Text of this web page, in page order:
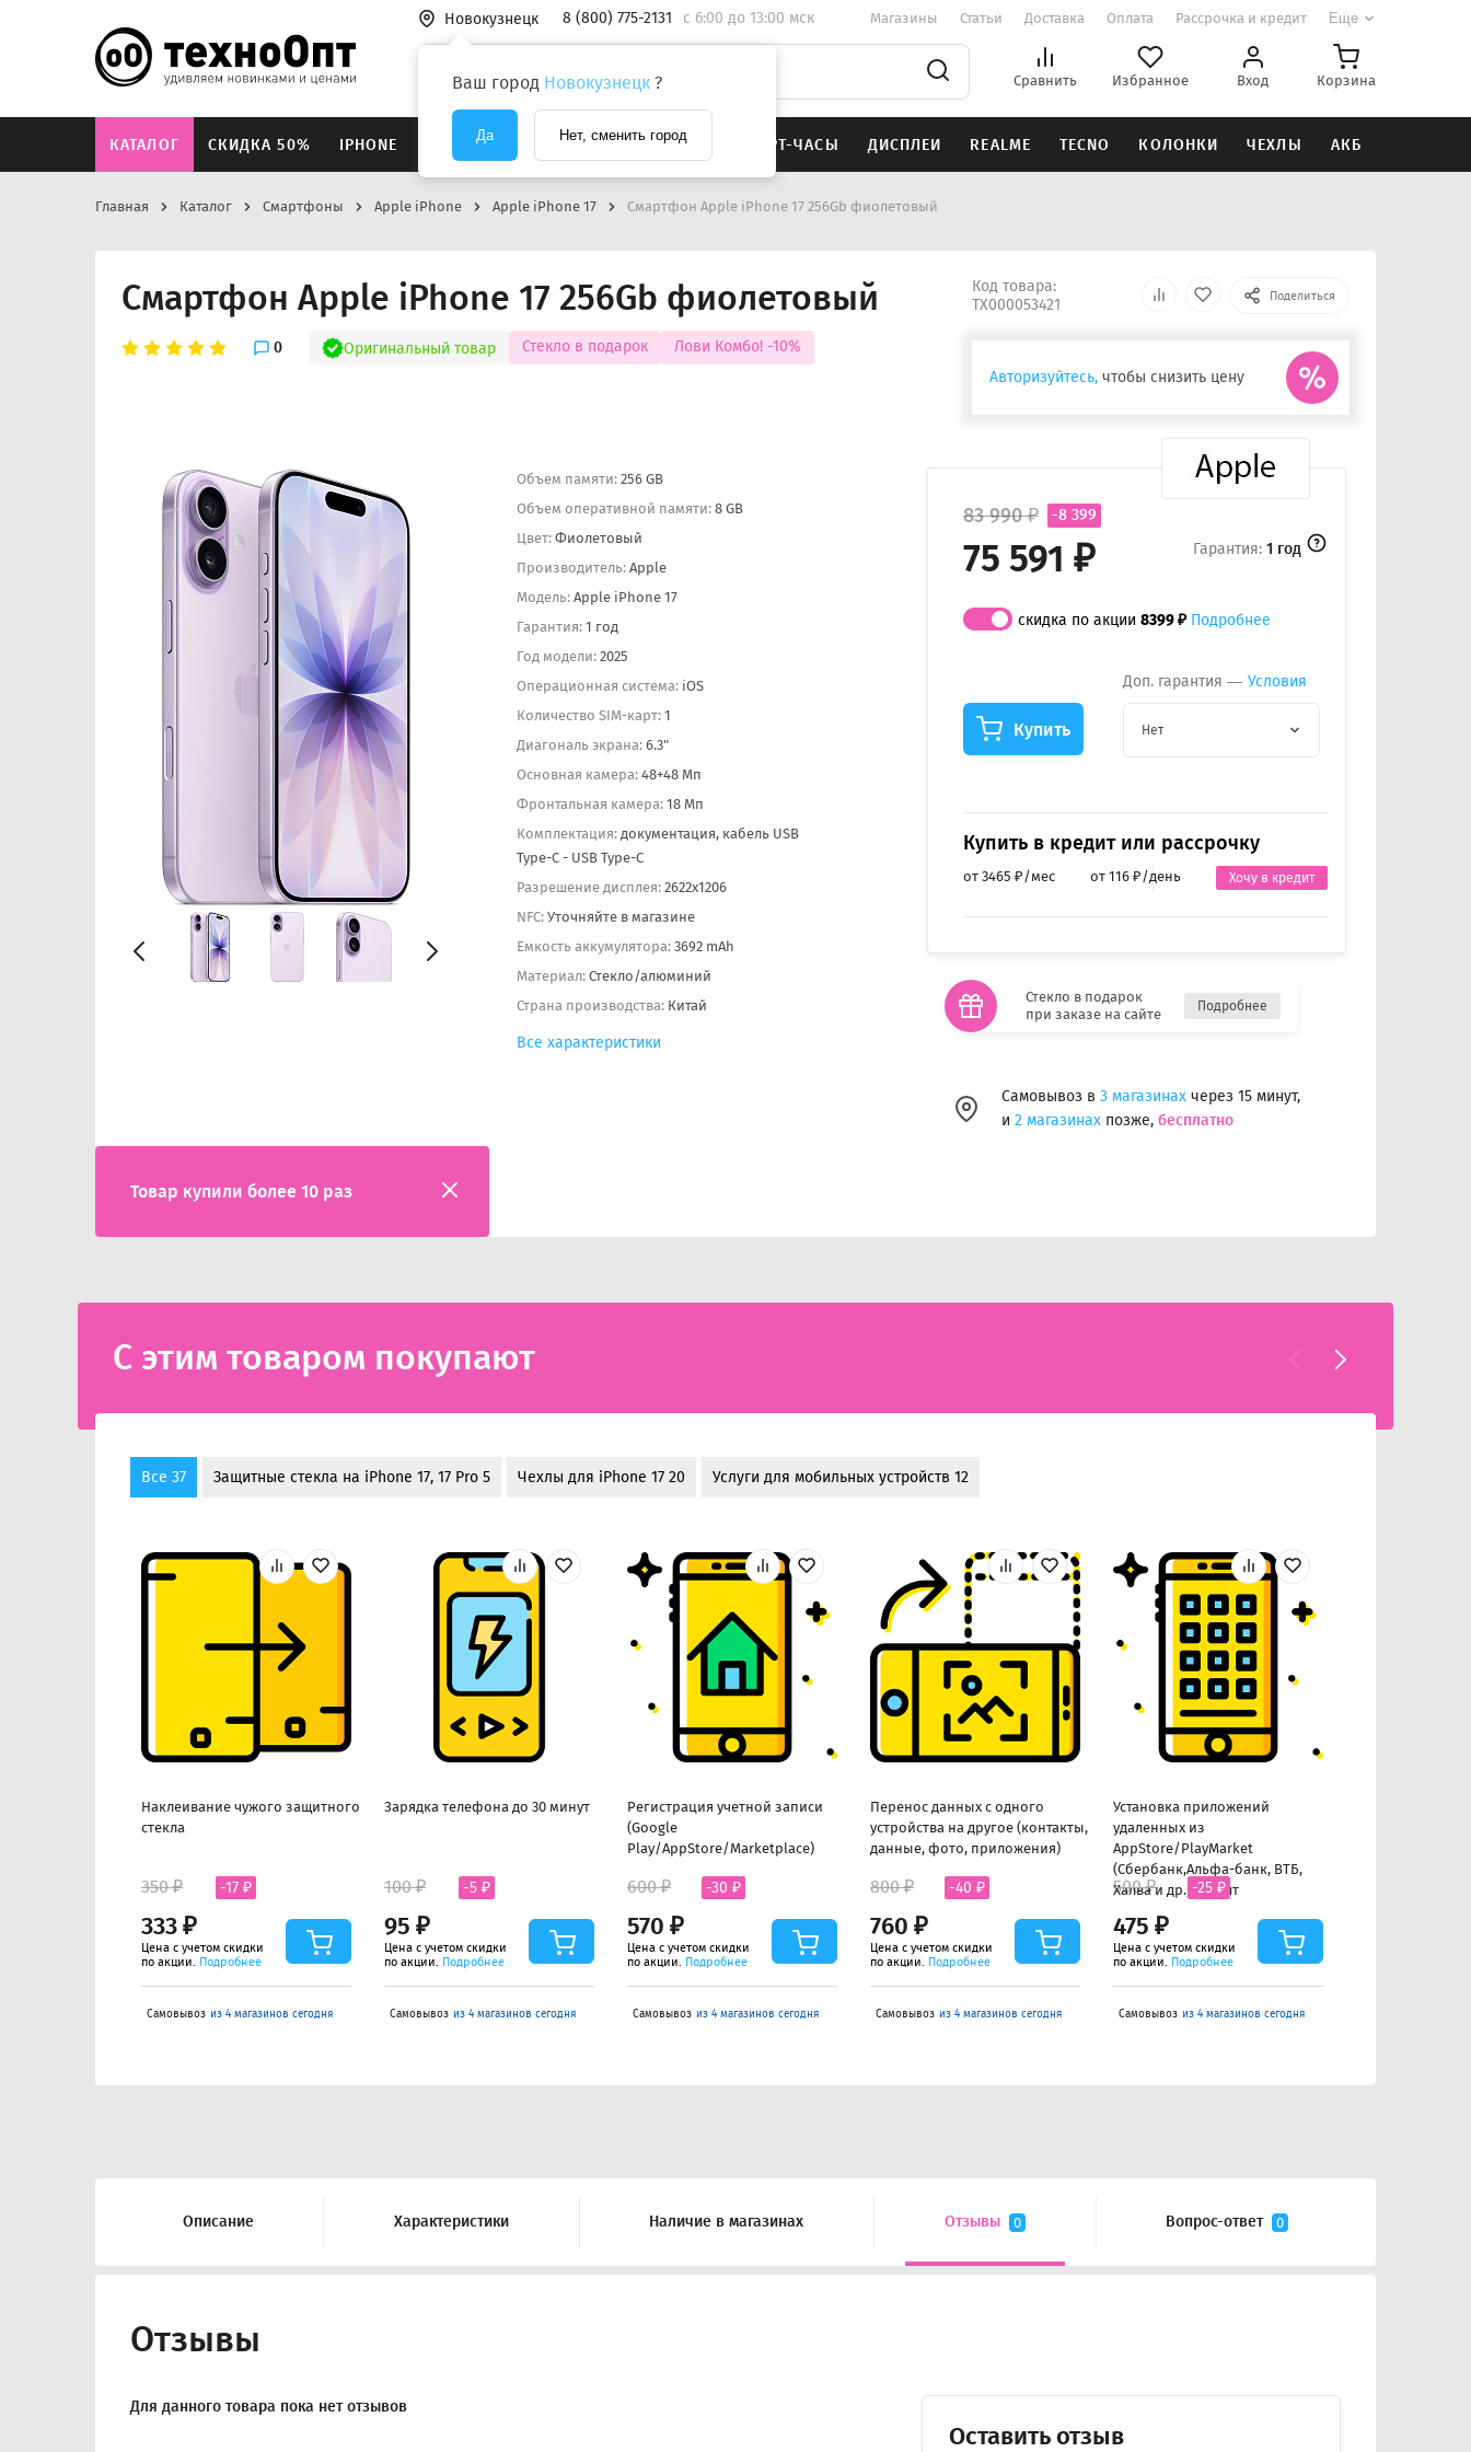
Новокузнецк
Ваш город Новокузнецк ?
Да Нет, сменить город
8 (800) 775-2131 c 6:00 до 13:00 мск Магазины Статьи Доставка Оплата Рассрочка и кредит Еще
Сравнить Избранное Вход Корзина
КАТАЛОГ СКИДКА 50% IPHONE XIAOMI SAMSUNG НАУШНИКИ СМАРТ-ЧАСЫ ДИСПЛЕИ REALME TECNO КОЛОНКИ ЧЕХЛЫ АКБ
Главная Каталог Смартфоны Apple iPhone Apple iPhone 17 Смартфон Apple iPhone 17 256Gb фиолетовый
Смартфон Apple iPhone 17 256Gb фиолетовый
0 Оригинальный товар Стекло в подарок Лови Комбо! -10%
Код товара:
ТХ000053421
Поделиться
Авторизуйтесь, чтобы снизить цену
Объем памяти: 256 GB
Объем оперативной памяти: 8 GB
Цвет: Фиолетовый
Производитель: Apple
Модель: Apple iPhone 17
Гарантия: 1 год
Год модели: 2025
Операционная система: iOS
Количество SIM-карт: 1
Диагональ экрана: 6.3"
Основная камера: 48+48 Мп
Фронтальная камера: 18 Мп
Комплектация: документация, кабель USB
Type-C - USB Type-C
Разрешение дисплея: 2622x1206
NFC: Уточняйте в магазине
Емкость аккумулятора: 3692 mAh
Материал: Стекло/алюминий
Страна производства: Китай
Все характеристики
-8 399
83 990 ₽
75 591 ₽ Гарантия: 1 год
скидка по акции 8399 ₽ Подробнее
Купить
Доп. гарантия — Условия
Нет
Купить в кредит или рассрочку
от 3465 ₽/мес от 116 ₽/день Хочу в кредит
Стекло в подарок
при заказе на сайте
Подробнее
Самовывоз в 3 магазинах через 15 минут,
и 2 магазинах позже, бесплатно
Товар купили более 10 раз
С этим товаром покупают
Все 37 Защитные стекла на iPhone 17, 17 Pro 5 Чехлы для iPhone 17 20 Услуги для мобильных устройств 12
Наклеивание чужого защитного
стекла
333 ₽
350 ₽ -17 ₽
Цена с учетом скидки
по акции. Подробнее
Самовывоз из 4 магазинов сегодня
Зарядка телефона до 30 минут
95 ₽
100 ₽ -5 ₽
Цена с учетом скидки
по акции. Подробнее
Самовывоз из 4 магазинов сегодня
Регистрация учетной записи
(Google
Play/AppStore/Marketplace)
570 ₽
600 ₽ -30 ₽
Цена с учетом скидки
по акции. Подробнее
Самовывоз из 4 магазинов сегодня
Перенос данных с одного
устройства на другое (контакты,
данные, фото, приложения)
760 ₽
800 ₽ -40 ₽
Цена с учетом скидки
по акции. Подробнее
Самовывоз из 4 магазинов сегодня
Установка приложений
удаленных из
AppStore/PlayMarket
(Сбербанк,Альфа-банк, ВТБ,
Халва и др.) до 5шт
475 ₽
500 ₽ -25 ₽
Цена с учетом скидки
по акции. Подробнее
Самовывоз из 4 магазинов сегодня
Описание Характеристики Наличие в магазинах Отзывы 0 Вопрос-ответ 0
Отзывы
Для данного товара пока нет отзывов
Оставить отзыв